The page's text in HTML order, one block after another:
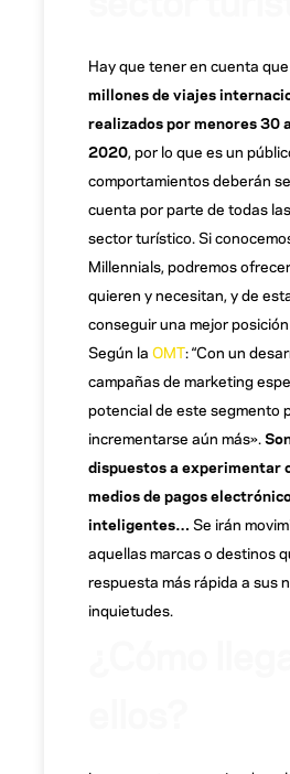
Hay que tener en cuenta que
millones de viajes
realizados por menores 30
2020 , por lo que es un
comportamientos deberán
cuenta por parte de todas
sector turístico. Si
Millennials, podremos
quieren y necesitan, y de
conseguir una mejor posición
Según la OMT: “Con un
campañas de marketing
potencial de este segmento
incrementarse aún más».
dispuestos a experimentar
medios de pagos
inteligentes… Se irán
aquellas marcas o destinos
respuesta más rápida a sus
inquietudes.